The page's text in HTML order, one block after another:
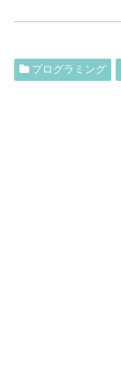
プログラミング